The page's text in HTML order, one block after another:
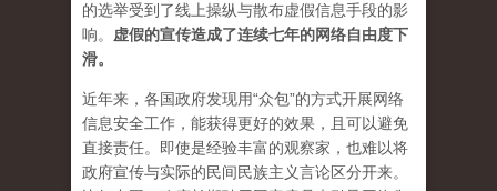
的选举受到了线上操纵与散布虚假信息手段的影
响。 虚假的宣传造成了连续七年的网络自由度下
滑。
近年来，各国政府发现用“众包”的方式开展网络
信息安全工作，能获得更好的效果，且可以避免
直接责任。即使是经验丰富的观察家，也难以将
政府宣传与实际的民间民族主义言论区分开来。